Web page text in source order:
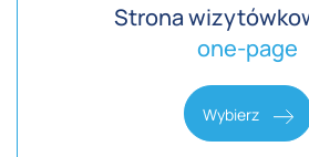
Strona
one-page
Wybierz